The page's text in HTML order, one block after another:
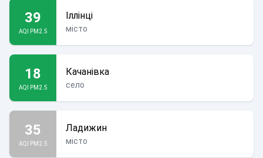
39
AQI PM2.5
Іллінці
місто
18
AQI PM2.5
Качанівка
село
35
AQI PM2.5
Ладижин
місто